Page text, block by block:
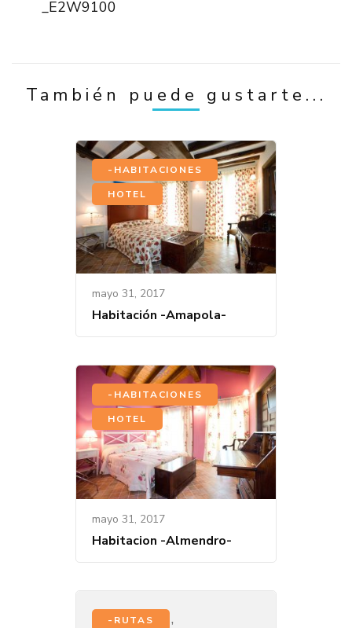
Publicación
_E2W9100
También puede gustarte...
-HABITACIONES ,
HOTEL
mayo 31, 2017
Habitación -Amapola-
-HABITACIONES ,
HOTEL
mayo 31, 2017
Habitacion -Almendro-
-RUTAS ,